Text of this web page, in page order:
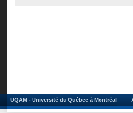
UQAM - Université du Québec à Montréal